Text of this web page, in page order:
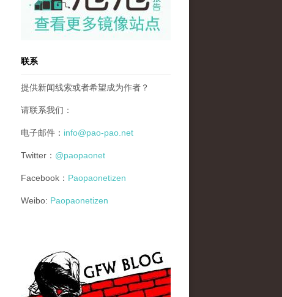
联系
提供新闻线索或者希望成为作者？
请联系我们：
电子邮件： info@pao-pao.net
Twitter： @paopaonet
Facebook： Paopaonetizen
Weibo: Paopaonetizen
gfw_blog_small.jpg